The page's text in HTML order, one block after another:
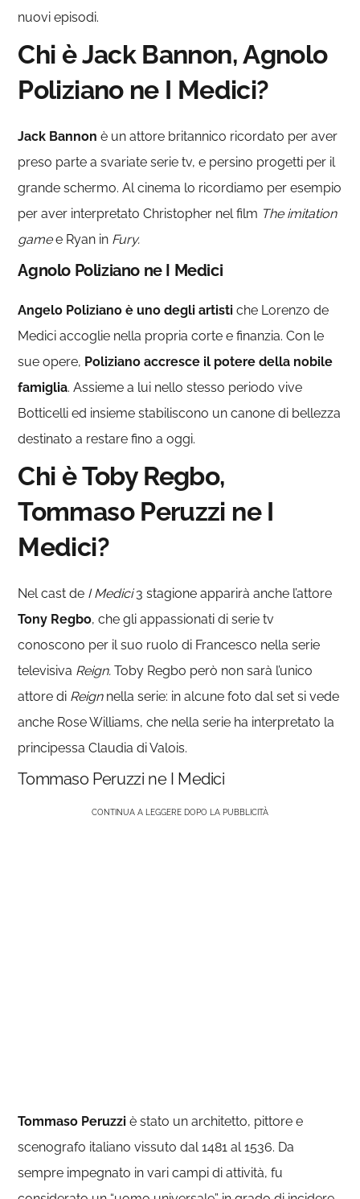
nuovi episodi.
Chi è Jack Bannon,Agnolo
Poliziano ne I Medici?
Jack Bannonè unattore britannico ricordato per aver
preso parte a svariate serie tv, e persino progetti per il
grande schermo. Al cinema lo ricordiamo per esempio
per aver interpretato Christopher nel film The imitation
gamee Ryan in Fury.
Agnolo Poliziano ne I Medici
Angelo Poliziano è uno degli artisti che Lorenzo de
Medici accoglie nella propria corte e finanzia. Con le
sue opere, Poliziano accresce il potere della nobile
famiglia. Assieme a lui nello stesso periodo vive
Botticelli ed insieme stabiliscono un canone di bellezza
destinato a restare fino a oggi.
Chi è Toby Regbo,
Tommaso Peruzzi ne I
Medici?
Nel cast de I Medici3 stagione apparirà anche l’attore
Tony Regbo, che gli appassionati di serie tv
conoscono per il suo ruolo di Francesco nella serie
televisiva Reign. Toby Regbo però non sarà l’unico
attore di Reign nella serie: in alcune foto dal set si vede
anche Rose Williams, che nella serie ha interpretato la
principessa Claudia di Valois.
Tommaso Peruzzi ne I Medici
CONTINUA A LEGGERE DOPO LA PUBBLICITÀ
Tommaso Peruzziè stato un architetto, pittore e
scenografo italiano vissuto dal 1481 al 1536. Da
sempre impegnato in vari campi di attività, fu